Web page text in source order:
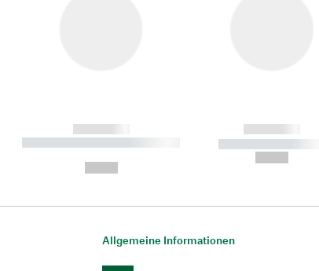
------------
----------- ----------- ----------
------------
----------- -----------
Allgemeine Informationen